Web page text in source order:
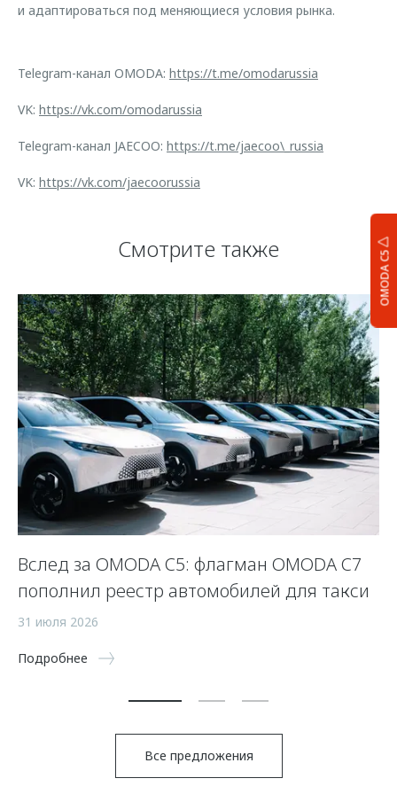
OMODA C5
и адаптироваться под меняющиеся условия рынка.
Telegram-канал OMODA: https://t.me/omodarussia
VK: https://vk.com/omodarussia
Telegram-канал JAECOO: https://t.me/jaecoo\_russia
VK: https://vk.com/jaecoorussia
Смотрите также
Вслед за OMODA C5: флагман OMODA C7
пополнил реестр автомобилей для такси
31 июля 2026
Подробнее
Все предложения